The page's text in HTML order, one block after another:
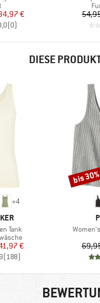
Preis
€
(0)
DIESE
+4
Tank
Preis
€
(188)
Artikel
Rabatt
bis 30%